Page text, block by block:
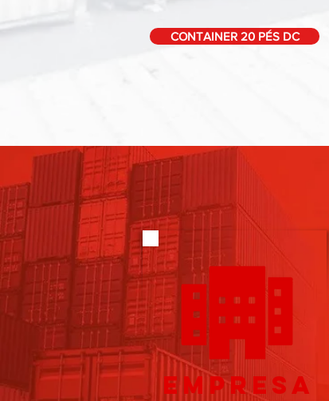
CONTAINER 20 PÉS DC
EMPRESA